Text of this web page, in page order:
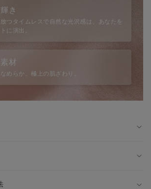
感がある
ト効果が期待できる
パク質構造で、肌に優しい
節可
をご覧ください。
ィガンの下にワンピースとして
き
つタイムレスで自然な光沢感は、あなたを
に演出。
材
めらか、極上の肌ざわり。